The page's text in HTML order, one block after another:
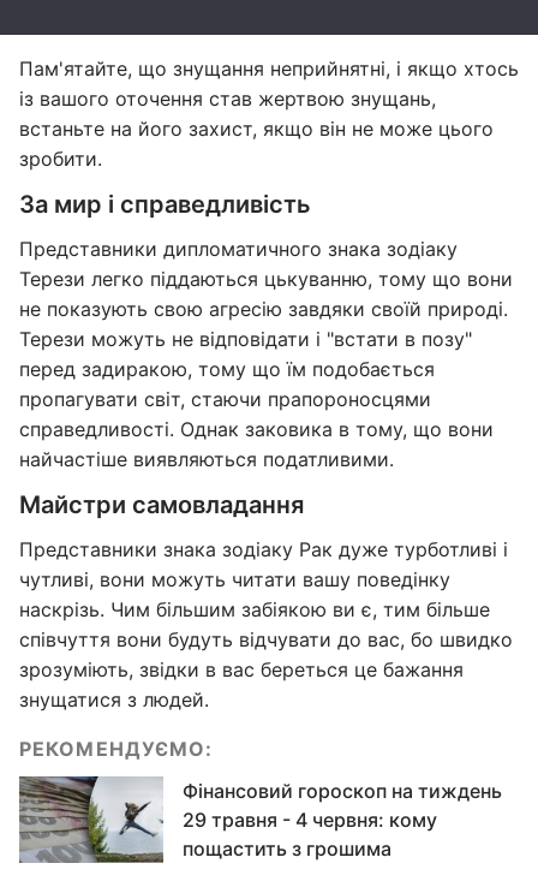
Пам'ятайте, що знущання неприйнятні, і якщо хтось
із вашого оточення став жертвою знущань,
встаньте на його захист, якщо він не може цього
зробити.
За мир і справедливість
Представники дипломатичного знака зодіаку
Терези легко піддаються цькуванню, тому що вони
не показують свою агресію завдяки своїй природі.
Терези можуть не відповідати і "встати в позу"
перед задиракою, тому що їм подобається
пропагувати світ, стаючи прапороносцями
справедливості. Однак заковика в тому, що вони
найчастіше виявляються податливими.
Майстри самовладання
Представники знака зодіаку Рак дуже турботливі і
чутливі, вони можуть читати вашу поведінку
наскрізь. Чим більшим забіякою ви є, тим більше
співчуття вони будуть відчувати до вас, бо швидко
зрозуміють, звідки в вас береться це бажання
знущатися з людей.
РЕКОМЕНДУЄМО:
Фінансовий гороскоп на тиждень
29 травня - 4 червня: кому
пощастить з грошима